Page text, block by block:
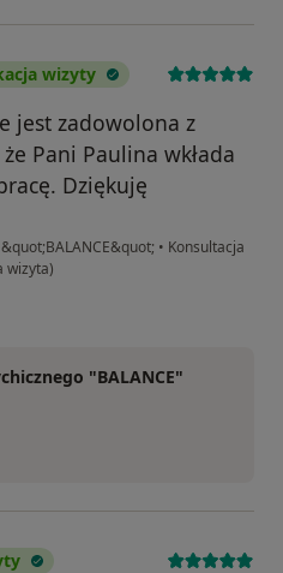
wizyty
jest zadowolona z
Pani Paulina wkłada
Dziękuję
• Konsultacja
wizyta)
"BALANCE"